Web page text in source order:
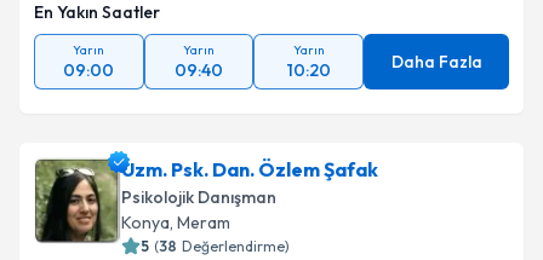
En Yakın Saatler
Yarın
09:00
Yarın
09:40
Yarın
10:20 Daha Fazla
Uzm. Psk. Dan. Özlem Şafak
Psikolojik Danışman
Konya, Meram
5 (38 Değerlendirme)